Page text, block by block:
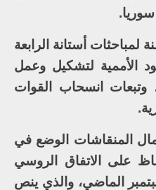
أستانة الرابعة
الأممية لتشكيل وعمل
وتبعات انسحاب القوات
المنقاشات الوضع في
على الاتفاق الروسي
الماضي، والذي ينص